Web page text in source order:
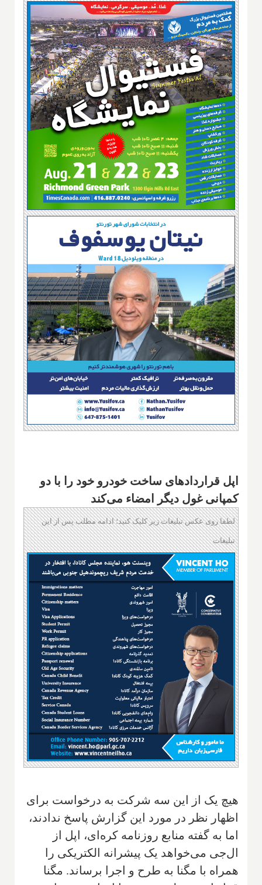
اپل قراردادهای ساخت خودرو خود را با دو
کمپانی غول دیگر امضاء می‌کند
لطفا روی عکس تبلیغات زیر کلیک کنید؛ ادامه مطلب پس از این
تبلیغات
هیچ یک از این سه شرکت به درخواست برای
اظهار نظر در مورد این گزارش پاسخ ندادند،
اما به گفته منابع روزنامه کره‌ای، اپل از
ال‌جی می‌خواهد یک پیشرانه الکتریکی را
همراه با مگنا به طرح و اجرا برساند. مگنا